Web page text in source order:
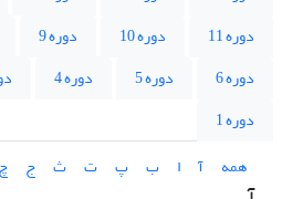
دوره 11
دوره 10 دوره 9
دوره 6
دوره 5 دوره 4
دوره 1
همه
آ ا ب پ ت ث ج چ